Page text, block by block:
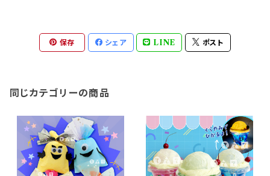
保存 シェア LINE ポスト
同じカテゴリーの商品